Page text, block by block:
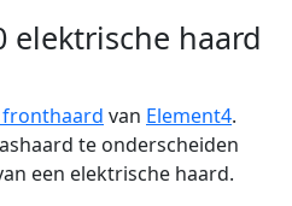
elektrische haard
van Element4.
te onderscheiden
een elektrische haard.